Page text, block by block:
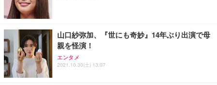
務用 おしゃれ パソコンチェア (ホワイト)
ANDWINT オフィスチェア デスクチェア 肘なし メ
ッシュ 通気性 ランバーサポート付き 腰サポート ガ
ス圧無段階昇降 360度回転 キャスター付き コンパク
【MiniLED/24.5inch/280Hz/FHD】GRAPHT THE S
HOOTER Gaming Monitor 24” Essential ゲーミン
グモニター QD 24.5インチ 1ms FHD 量子ドット 残
アイリスオーヤマ ペットシーツ 超厚型 お徳用 レギ
ュラー 200枚入【Amazon.co.jp限定】
山口紗弥加、『世にも奇妙』14年ぶり出演で母
親を怪演！
エンタメ
2021.10.30(土) 13:07